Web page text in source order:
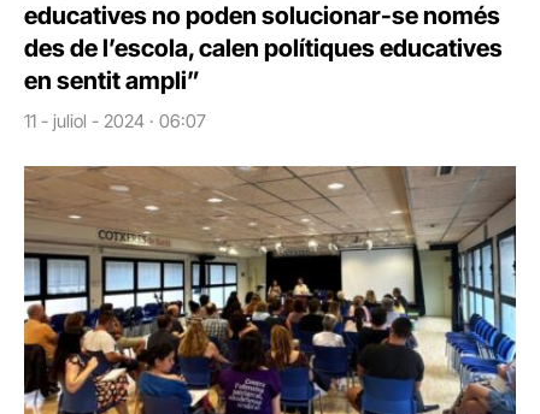
educatives no poden solucionar-se només
des de l’escola, calen polítiques educatives
en sentit ampli”
11 - juliol - 2024 · 06:07